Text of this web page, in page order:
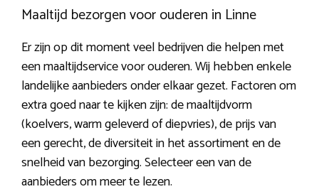
Maaltijd bezorgen voor ouderen in Linne
Er zijn op dit moment veel bedrijven die helpen met
een maaltijdservice voor ouderen. Wij hebben enkele
landelijke aanbieders onder elkaar gezet. Factoren om
extra goed naar te kijken zijn: de maaltijdvorm
(koelvers, warm geleverd of diepvries), de prijs van
een gerecht, de diversiteit in het assortiment en de
snelheid van bezorging. Selecteer een van de
aanbieders om meer te lezen.